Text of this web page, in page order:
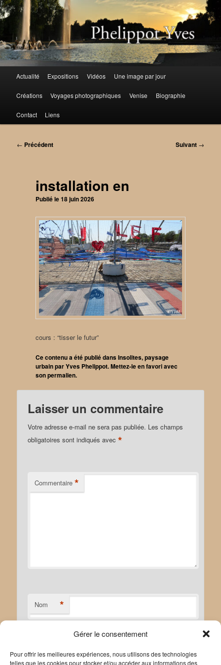
Gérer le consentement
Pour offrir les meilleures expériences, nous utilisons des technologies
telles que les cookies pour stocker et/ou accéder aux informations des
Aller
au
contenu
principal
Actualité Expositions Vidéos Une image par jour
Créations Voyages photographiques Venise Biographie
Contact Liens
Navigation
← Précédent Suivant →
installation en
Publié le18 juin 2026
cours : “tisser le futur”
Ce contenu a été publié dansInsolites,paysage
urbainparYves Phelippot. Mettez-le en favori avec
sonpermalien.
Laisser un commentaire
Votre adresse e-mail ne sera pas publiée. Les champs
obligatoires sont indiqués avec*
Commentaire *
Nom *
E-mail *